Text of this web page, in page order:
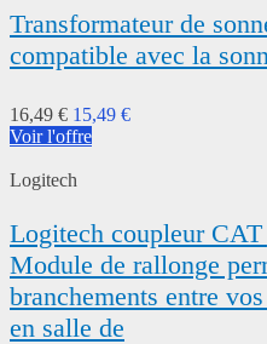
Transformateur de
compatible avec la
16,49 € 15,49 €
Voir l'offre
Logitech
Logitech coupleur
Module de rallonge
branchements entre
en salle de